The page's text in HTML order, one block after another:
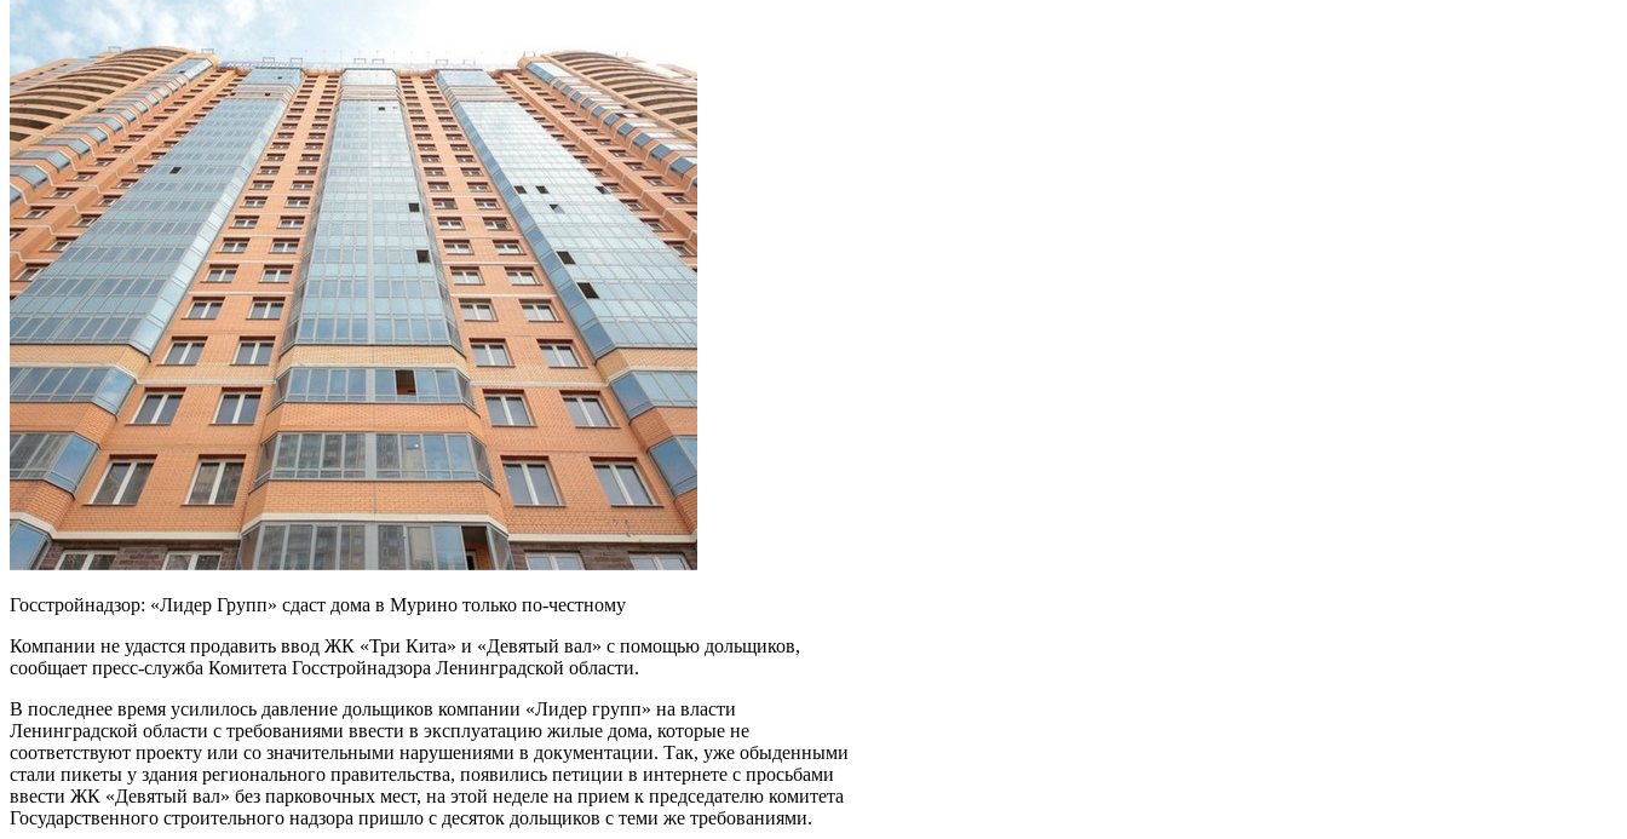
Госстройнадзор: «Лидер Групп» сдаст дома в Мурино только по-честному
Компании не удастся продавить ввод ЖК «Три Кита» и «Девятый вал» с помощью дольщиков,
сообщает пресс-служба Комитета Госстройнадзора Ленинградской области.
В последнее время усилилось давление дольщиков компании «Лидер групп» на власти
Ленинградской области с требованиями ввести в эксплуатацию жилые дома, которые не
соответствуют проекту или со значительными нарушениями в документации. Так, уже обыденными
стали пикеты у здания регионального правительства, появились петиции в интернете с просьбами
ввести ЖК «Девятый вал» без парковочных мест, на этой неделе на прием к председателю комитета
Государственного строительного надзора пришло с десяток дольщиков с теми же требованиями.